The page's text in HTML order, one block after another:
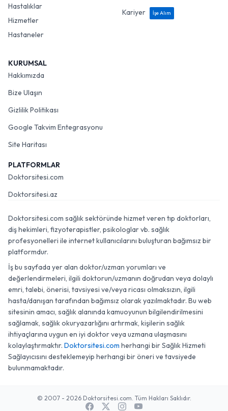
Hastalıklar
Hizmetler
Hastaneler
Kariyer
İşe Alım
KURUMSAL
Hakkımızda
Bize Ulaşın
Gizlilik Politikası
Google Takvim Entegrasyonu
Site Haritası
PLATFORMLAR
Doktorsitesi.com
Doktorsitesi.az
Doktorsitesi.com sağlık sektöründe hizmet veren tıp doktorları,
diş hekimleri, fizyoterapistler, psikologlar vb. sağlık
profesyonelleri ile internet kullanıcılarını buluşturan bağımsız bir
platformdur.
İş bu sayfada yer alan doktor/uzman yorumları ve
değerlendirmeleri, ilgili doktorun/uzmanın doğrudan veya dolaylı
emri, talebi, önerisi, tavsiyesi ve/veya ricası olmaksızın, ilgili
hasta/danışan tarafından bağımsız olarak yazılmaktadır. Bu web
sitesinin amacı, sağlık alanında kamuoyunun bilgilendirilmesini
sağlamak, sağlık okuryazarlığını artırmak, kişilerin sağlık
ihtiyaçlarına uygun en iyi doktor veya uzmana ulaşmasını
kolaylaştırmaktır. Doktorsitesi.com herhangi bir Sağlık Hizmeti
Sağlayıcısını desteklemeyip herhangi bir öneri ve tavsiyede
bulunmamaktadır.
© 2007 - 2026 Doktorsitesi.com. Tüm Hakları Saklıdır.